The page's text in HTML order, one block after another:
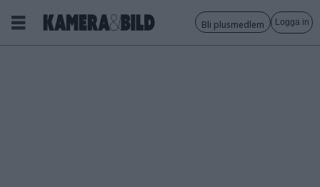
Bli plusmedlem Logga in